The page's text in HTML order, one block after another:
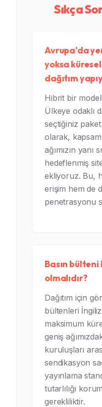
Sıkça
Avrupa'da
yoksa
dağıtım
Hibrit bir
Ülkeye odaklı
seçtiğiniz
olarak,
ağımızın yanı
hedeflenmiş
ekliyoruz. Bu,
erişim hem de
penetrasyonu
Basın
olmalıdır?
Dağıtım için
bültenleri
maksimum
geniş
kuruluşları
sendikasyon
yayınlama
tutarlılığı
gerekliliktir.